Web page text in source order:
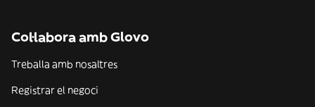
Col·labora amb Glovo
Treballa amb nosaltres
Registrar el negoci